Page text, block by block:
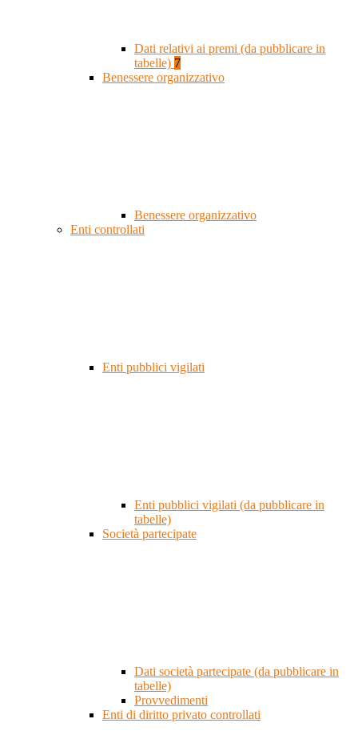
Dati relativi ai premi (da pubblicare in
tabelle) 7
Benessere organizzativo
Benessere organizzativo
Enti controllati
Enti pubblici vigilati
Enti pubblici vigilati (da pubblicare in
tabelle)
Società partecipate
Dati società partecipate (da pubblicare in
tabelle)
Provvedimenti
Enti di diritto privato controllati